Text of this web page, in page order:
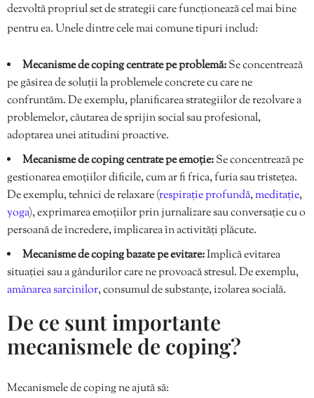
dezvoltă propriul set de strategii care funcționează cel mai bine
pentru ea. Unele dintre cele mai comune tipuri includ:
Mecanisme de coping centrate pe problemă:Se concentrează
pe găsirea de soluții la problemele concrete cu care ne
confruntăm. De exemplu, planificarea strategiilor de rezolvare a
problemelor, căutarea de sprijin social sau profesional,
adoptarea unei atitudini proactive.
Mecanisme de coping centrate pe emoție:Se concentrează pe
gestionarea emoțiilor dificile, cum ar fi frica, furia sau tristețea.
De exemplu, tehnici de relaxare (respirație profundă,meditație,
yoga), exprimarea emoțiilor prin jurnalizare sau conversație cu o
persoană de încredere, implicarea în activități plăcute.
Mecanisme de coping bazate pe evitare:Implică evitarea
situației sau a gândurilor care ne provoacă stresul. De exemplu,
amânarea sarcinilor, consumul de substanțe, izolarea socială.
De ce sunt importante
mecanismele de coping?
Mecanismele de coping ne ajută să: